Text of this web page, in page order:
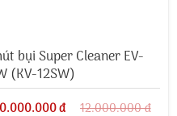
bụi Super Cleaner EV-
(KV-12SW)
đ 12.000.000 đ